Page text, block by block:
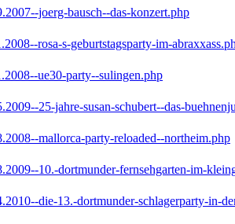
joerg-bausch--das-konzert.php
rosa-s-geburtstagsparty-im-
ue30-party--sulingen.php
25-jahre-susan-schubert--das-
mallorca-party-reloaded--northeim.php
10.-dortmunder-fernsehgarten-im-
die-13.-dortmunder-schlagerparty-in-